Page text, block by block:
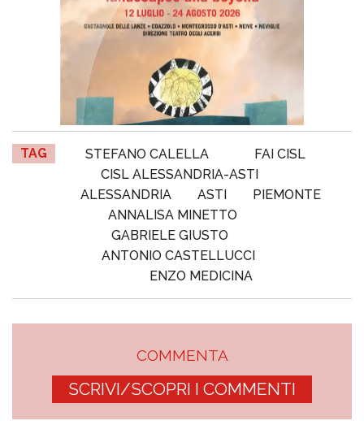
TAG STEFANO CALELLA
FAI CISL
CISL ALESSANDRIA-ASTI
ALESSANDRIA
ASTI
PIEMONTE
ANNALISA MINETTO
GABRIELE GIUSTO
ANTONIO CASTELLUCCI
ENZO MEDICINA
COMMENTA
SCRIVI/SCOPRI I COMMENTI